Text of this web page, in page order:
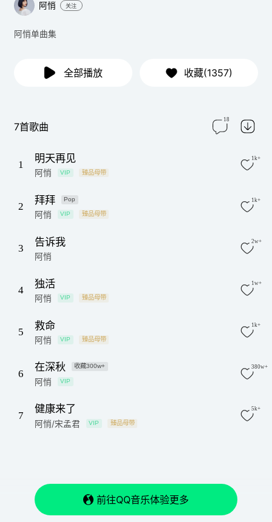
阿悄 关注
阿悄单曲集
全部播放 收藏(1357)
7首歌曲
18
1
明天再见
阿悄 VIP 臻品母带
1k+
2
拜拜 Pop
阿悄 VIP 臻品母带
1k+
3
告诉我
阿悄
2w+
4
独活
阿悄 VIP 臻品母带
1w+
5
救命
阿悄 VIP 臻品母带
1k+
6
在深秋 收藏300w+
阿悄 VIP
380w+
7
健康来了
阿悄/宋孟君 VIP 臻品母带
5k+
前往QQ音乐体验更多